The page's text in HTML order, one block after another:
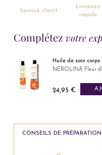
Service client
Livraison
rapide
Complétez votre
Huile de soin corps
NEROLINA Fleur
Prix
24,95 €
CONSEILS DE PRÉPARATION